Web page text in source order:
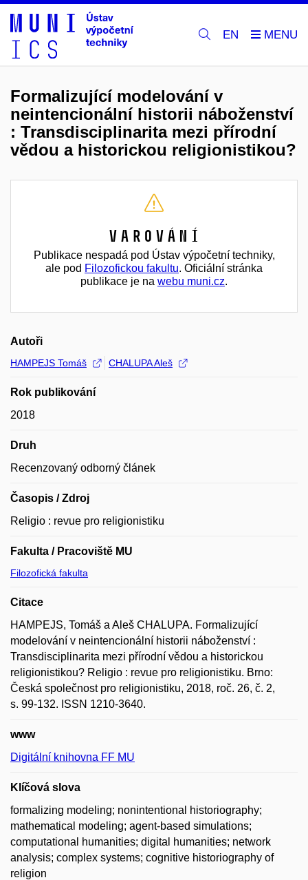
EN
Formalizující modelování v
neintencionální historii náboženství
: Transdisciplinarita mezi přírodní
vědou a historickou religionistikou?
Varování
Publikace nespadá pod Ústav výpočetní techniky,
ale pod Filozofickou fakultu. Oficiální stránka
publikace je na webu muni.cz.
Autoři
HAMPEJS Tomáš CHALUPA Aleš
Rok publikování
2018
Druh
Recenzovaný odborný článek
Časopis / Zdroj
Religio : revue pro religionistiku
Fakulta / Pracoviště MU
Filozofická fakulta
Citace
HAMPEJS, Tomáš a Aleš CHALUPA. Formalizující
modelování v neintencionální historii náboženství :
Transdisciplinarita mezi přírodní vědou a historickou
religionistikou? Religio : revue pro religionistiku. Brno:
Česká společnost pro religionistiku, 2018, roč. 26, č. 2,
s. 99-132. ISSN 1210-3640.
www
Digitální knihovna FF MU
Klíčová slova
formalizing modeling; nonintentional historiography;
mathematical modeling; agent-based simulations;
computational humanities; digital humanities; network
analysis; complex systems; cognitive historiography of
religion